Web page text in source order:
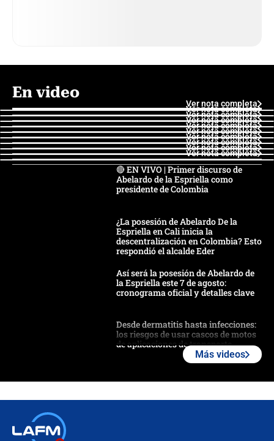
En video
Ver nota completa
Ver nota completa
Ver nota completa
Ver nota completa
Ver nota completa
Ver nota completa
Ver nota completa
Ver nota completa
Ver nota completa
Ver nota completa
🔴 EN VIVO | Primer discurso de
Abelardo de la Espriella como
presidente de Colombia
¿La posesión de Abelardo De la
Espriella en Cali inicia la
descentralización en Colombia? Esto
respondió el alcalde Eder
Así será la posesión de Abelardo de
la Espriella este 7 de agosto:
cronograma oficial y detalles clave
Desde dermatitis hasta infecciones:
los riesgos de usar cascos de motos
de aplicaciones de transporte
Más videos